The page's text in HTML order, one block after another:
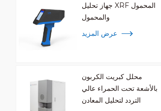
جهاز تحليل XRF المحمول
والمحمول
عرض المزيد
محلل كبريت الكربون
بالأشعة تحت الحمراء عالي
التردد لتحليل المعادن